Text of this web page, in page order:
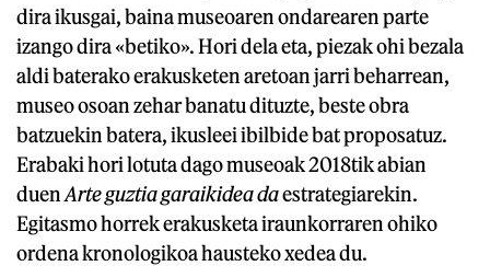
dira ikusgai, baina museoaren ondarearen parte
izango dira «betiko». Hori dela eta, piezak ohi bezala
aldi baterako erakusketen aretoan jarri beharrean,
museo osoan zehar banatu dituzte, beste obra
batzuekin batera, ikusleei ibilbide bat proposatuz.
Erabaki hori lotuta dago museoak 2018tik abian
duenArte guztia garaikidea daestrategiarekin.
Egitasmo horrek erakusketa iraunkorraren ohiko
ordena kronologikoa hausteko xedea du.